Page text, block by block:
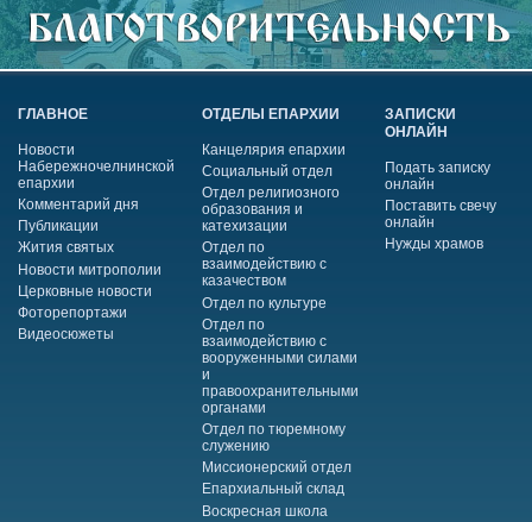
ГЛАВНОЕ
Новости
Набережночелнинской
епархии
Комментарий дня
Публикации
Жития святых
Новости митрополии
Церковные новости
Фоторепортажи
Видеосюжеты
ОТДЕЛЫ ЕПАРХИИ
Канцелярия епархии
Социальный отдел
Отдел религиозного
образования и
катехизации
Отдел по
взаимодействию с
казачеством
Отдел по культуре
Отдел по
взаимодействию с
вооруженными силами
и
правоохранительными
органами
Отдел по тюремному
служению
Миссионерский отдел
Епархиальный склад
Воскресная школа
ЗАПИСКИ
ОНЛАЙН
Подать записку
онлайн
Поставить свечу
онлайн
Нужды храмов